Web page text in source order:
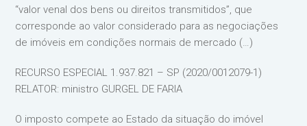
“valor venal dos bens ou direitos transmitidos”, que
corresponde ao valor considerado para as negociações
de imóveis em condições normais de mercado (…)
RECURSO ESPECIAL 1.937.821 – SP (2020/0012079-1)
RELATOR: ministro GURGEL DE FARIA
O imposto compete ao Estado da situação do imóvel